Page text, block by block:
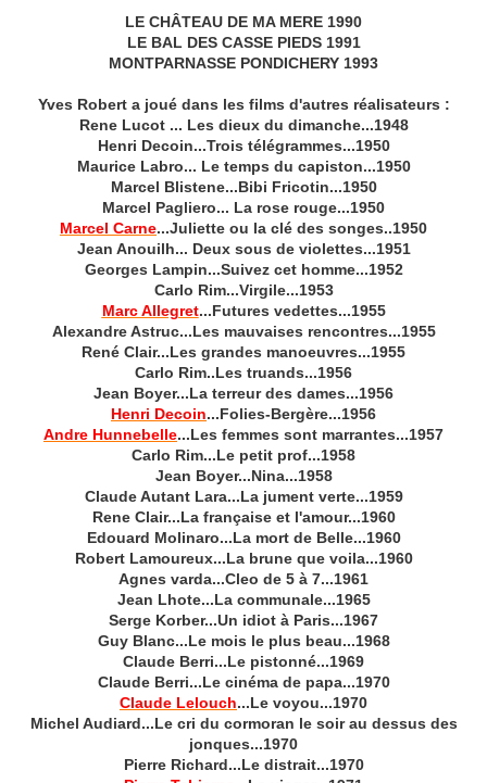
LE CHÂTEAU DE MA MERE 1990
LE BAL DES CASSE PIEDS 1991
MONTPARNASSE PONDICHERY 1993
Yves Robert a joué dans les films d'autres réalisateurs :
Rene Lucot ... Les dieux du dimanche...1948
Henri Decoin...Trois télégrammes...1950
Maurice Labro... Le temps du capiston...1950
Marcel Blistene...Bibi Fricotin...1950
Marcel Pagliero... La rose rouge...1950
Marcel Carne...Juliette ou la clé des songes..1950
Jean Anouilh... Deux sous de violettes...1951
Georges Lampin...Suivez cet homme...1952
Carlo Rim...Virgile...1953
Marc Allegret...Futures vedettes...1955
Alexandre Astruc...Les mauvaises rencontres...1955
René Clair...Les grandes manoeuvres...1955
Carlo Rim..Les truands...1956
Jean Boyer...La terreur des dames...1956
Henri Decoin...Folies-Bergère...1956
Andre Hunnebelle...Les femmes sont marrantes...1957
Carlo Rim...Le petit prof...1958
Jean Boyer...Nina...1958
Claude Autant Lara...La jument verte...1959
Rene Clair...La française et l'amour...1960
Edouard Molinaro...La mort de Belle...1960
Robert Lamoureux...La brune que voila...1960
Agnes varda...Cleo de 5 à 7...1961
Jean Lhote...La communale...1965
Serge Korber...Un idiot à Paris...1967
Guy Blanc...Le mois le plus beau...1968
Claude Berri...Le pistonné...1969
Claude Berri...Le cinéma de papa...1970
Claude Lelouch...Le voyou...1970
Michel Audiard...Le cri du cormoran le soir au dessus des
jonques...1970
Pierre Richard...Le distrait...1970